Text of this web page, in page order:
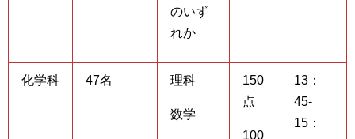
のいず
れか
化学科 47名 理科
数学
150
点
100
13：
45-
15：